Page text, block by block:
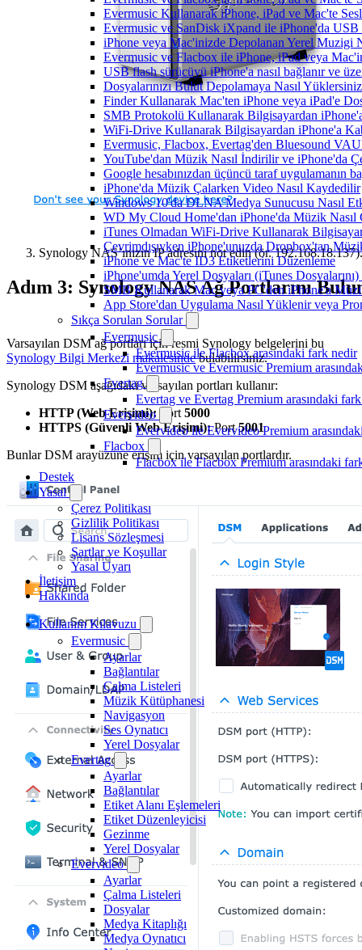
Evermusic Kullanarak iPhone, iPad ve Mac'te
Evermusic ve SanDisk iXpand ile iPhone'da USB
iPhone veya Mac'inizde Depolanan Yerel Muzigi
Evermusic ve Flacbox ile iPhone, iPad veya
USB flash sürücüyü iPhone'a nasıl bağlanır ve
Dosyalarınızı Bulut Depolamaya Nasıl
Finder Kullanarak Mac'ten iPhone veya iPad'e
SMB Protokolü Kullanarak Bilgisayardan
WiFi-Drive Kullanarak Bilgisayardan iPhone'a
Evermusic, Flacbox, Evertag'den Bluesound
YouTube'dan Müzik Nasıl İndirilir ve iPhone'da
Google hesabınızdan üçüncü taraf uygulamanın
iPhone'da Müzik Çalarken Video Nasıl Kaydedilir
Windows 10'da DLNA Medya Sunucusu Nasıl
WD My Cloud Home'dan iPhone'da Müzik Nasıl
iTunes Olmadan WiFi-Drive Kullanarak
Çevrimdışıyken iPhone'unuzda Dropbox'tan
iPhone ve Mac'te ID3 Etiketlerini Düzenleme
iPhone'umda Yerel Dosyaları (iTunes Dosyalarını)
SMB Kullanarak Mac veya PC'den iPhone'a
App Store'dan Uygulama Nasıl Yüklenir veya
Sıkça Sorulan Sorular
Evermusic
Evermusic ile Flacbox arasındaki fark nedir
Evermusic ve Evermusic Premium
Evertag
Evertag ve Evertag Premium arasındaki
Evervideo
Evervideo ile Evervideo Premium
Flacbox
Flacbox ile Flacbox Premium arasındaki
Destek
Yasal
Çerez Politikası
Gizlilik Politikası
Lisans Sözleşmesi
Şartlar ve Koşullar
Yasal Uyarı
İletişim
Hakkında
Kullanım Kılavuzu
Evermusic
Ayarlar
Bağlantılar
Çalma Listeleri
Müzik Kütüphanesi
Navigasyon
Ses Oynatıcı
Yerel Dosyalar
Evertag
Ayarlar
Bağlantılar
Etiket Alanı Eşlemeleri
Etiket Düzenleyicisi
Gezinme
Yerel Dosyalar
Evervideo
Ayarlar
Çalma Listeleri
Dosyalar
Medya Kitaplığı
Medya Oynatıcı
Synology NAS’ınızın IP adresini not edin (ör. 192.168.18.137).
Adım 3: Synology NAS Ağ Portlarını
Varsayılan DSM ağ portları için resmi Synology belgelerini bu
Synology Bilgi Merkezi makalesindebulabilirsiniz.
Synology DSM aşağıdaki varsayılan portları kullanır:
HTTP (Web Erişimi): Port 5000
HTTPS (Güvenli Web Erişimi):Port5001
Bunlar DSM arayüzüne erişim için varsayılan portlardır.